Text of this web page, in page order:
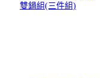
雙鍋組(三件組)